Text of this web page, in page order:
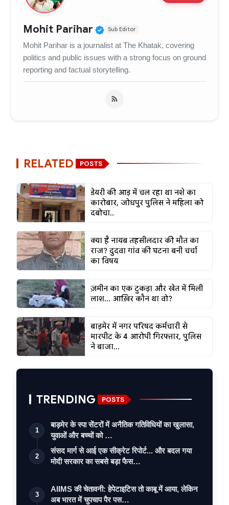
Mohit Parihar Verified Public Figure •
Sub Editor
Mohit Parihar is a journalist at The Khatak, covering
politics and public issues with a strong focus on ground
reporting and factual storytelling.
RELATED POSTS
डेयरी की आड़ में चल रहा था नशे का
कारोबार, जोधपुर पुलिस ने महिला को
दबोचा..
क्या है नायब तहसीलदार की मौत का
राज? दुदवा गांव की घटना बनी चर्चा
का विषय
ज़मीन का एक टुकड़ा और खेत में मिली
लाश... आख़िर कौन था वो?
बाड़मेर में नगर परिषद कर्मचारी से
मारपीट के 4 आरोपी गिरफ्तार, पुलिस
ने बाजा...
TRENDING POSTS
1
बाड़मेर के स्पा सेंटरों में अनैतिक गतिविधियों का खुलासा,
युवाओं और बच्चों को …
2
संसद मार्ग से आई एक सीक्रेट रिपोर्ट... और बदल गया
मोदी सरकार का सबसे बड़ा फैस…
3
AIIMS की चेतावनी: हेपेटाइटिस तो काबू में आया, लेकिन
अब भारत में चुपचाप पैर पस…